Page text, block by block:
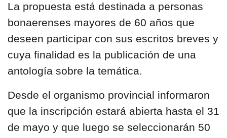
La propuesta está destinada a personas
bonaerenses mayores de 60 años que
deseen participar con sus escritos breves y
cuya finalidad es la publicación de una
antología sobre la temática.
Desde el organismo provincial informaron
que la inscripción estará abierta hasta el 31
de mayo y que luego se seleccionarán 50